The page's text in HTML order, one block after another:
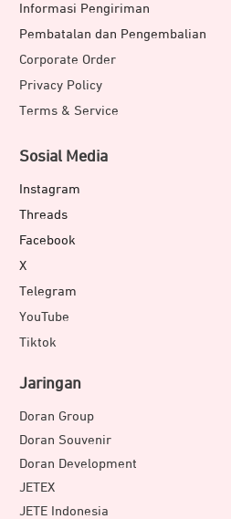
Informasi Pengiriman
Pembatalan dan Pengembalian
Corporate Order
Privacy Policy
Terms & Service
Sosial Media
Instagram
Threads
Facebook
X
Telegram
YouTube
Tiktok
Jaringan
Doran Group
Doran Souvenir
Doran Development
JETEX
JETE Indonesia